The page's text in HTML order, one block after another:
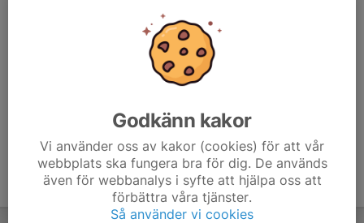
Godkänn kakor
Vi använder oss av kakor (cookies) för att vår
webbplats ska fungera bra för dig. De används
även för webbanalys i syfte att hjälpa oss att
förbättra våra tjänster.
Så använder vi cookies